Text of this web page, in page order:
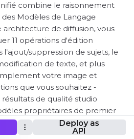
Deploy as
API
combine le raisonnement
Modèles de Langage
de diffusion, vous
11 opérations d'édition
l'ajout/suppression de sujets, le
de texte, et plus
votre image et
que vous souhaitez -
de qualité studio
propriétaires de premier